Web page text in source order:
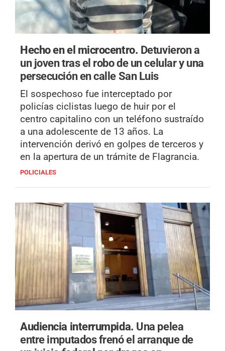
Hecho en el microcentro. Detuvieron a
un joven tras el robo de un celular y una
persecución en calle San Luis
El sospechoso fue interceptado por
policías ciclistas luego de huir por el
centro capitalino con un teléfono sustraído
a una adolescente de 13 años. La
intervención derivó en golpes de terceros y
en la apertura de un trámite de Flagrancia.
POLICIALES
Audiencia interrumpida. Una pelea
entre imputados frenó el arranque de